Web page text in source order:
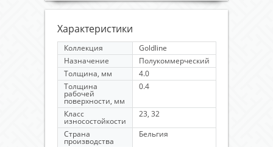
Характеристики
Коллекция
Goldline
Назначение
Полукоммерческий
Толщина, мм
4.0
Толщина
рабочей
поверхности, мм
0.4
Класс
износостойкости
23, 32
Страна
производства
Бельгия